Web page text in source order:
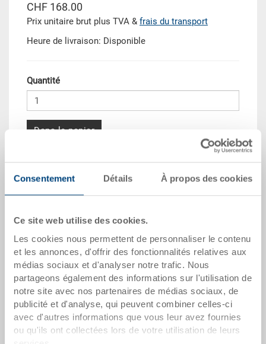
Consentement Détails À propos des cookies
Ce site web utilise des cookies.
Les cookies nous permettent de personnaliser le contenu
et les annonces, d'offrir des fonctionnalités relatives aux
médias sociaux et d'analyser notre trafic. Nous
partageons également des informations sur l'utilisation de
notre site avec nos partenaires de médias sociaux, de
publicité et d'analyse, qui peuvent combiner celles-ci
avec d'autres informations que vous leur avez fournies
ou qu'ils ont collectées lors de votre utilisation de leurs
CHF 168.00
Prix unitaire brut plus TVA & frais du transport
Heure de livraison: Disponible
Quantité
Dans le panier
Dès 100 pièces CHF 151.20
Dès 250 pièces CHF 147.85
Quantités échelonnées correspondent aux unités
d’emballage.
dates de l'article